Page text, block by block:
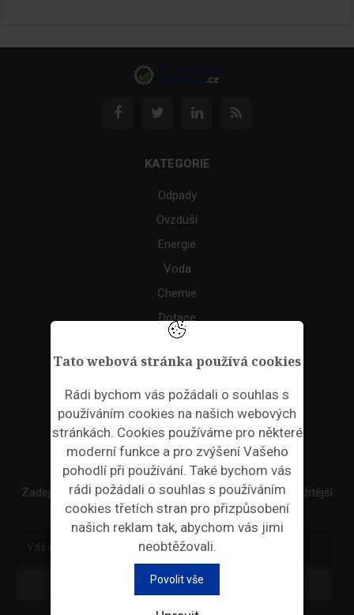
Tato webová stránka používá cookies
Rádi bychom vás požádali o souhlas s
používáním cookies na našich webových
stránkách. Cookies používáme pro některé
moderní funkce a pro zvýšení Vašeho
pohodlí při používání. Také bychom vás
rádi požádali o souhlas s používáním
cookies třetích stran pro přizpůsobení
našich reklam tak, abychom vás jimi
neobtěžovali.
Povolit vše
KATEGORIE
Odpady
Ovzduší
Energie
Voda
Chemie
Dotace
Akce
ODPADNÍ PLASTY
NEWSLETTER
Zadejte váš email a my Vám budeme zasílat ty nejdůležitější
informace, maximálně 1x týdně.
Odebírat